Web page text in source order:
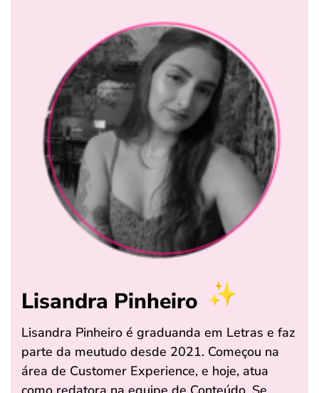
Lisandra Pinheiro
Lisandra Pinheiro é graduanda em Letras e faz
parte da meutudo desde 2021. Começou na
área de Customer Experience, e hoje, atua